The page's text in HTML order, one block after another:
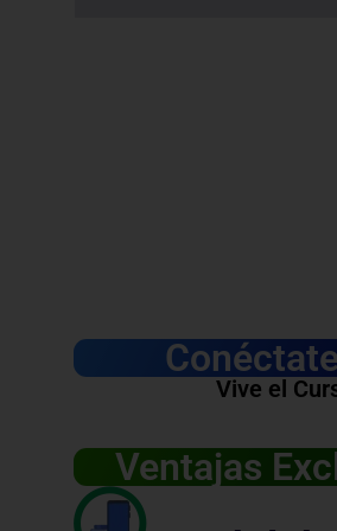
Vive el
Ventajas